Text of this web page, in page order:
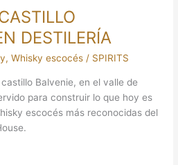
DESTILERÍA
,Whisky escocés / SPIRITS
Balvenie, en el valle de
para construir lo que hoy es
escocés más reconocidas del